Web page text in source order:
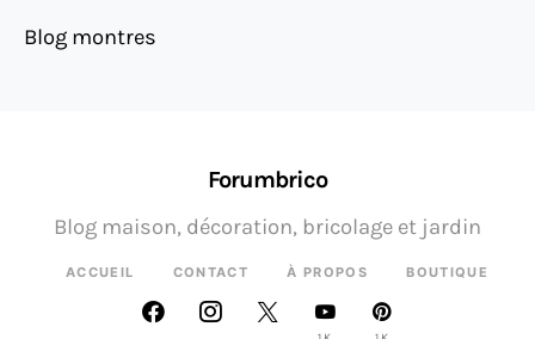
Blog montres
Forumbrico
ACCUEIL CONTACT À PROPOS BOUTIQUE
Blog maison, décoration, bricolage et jardin